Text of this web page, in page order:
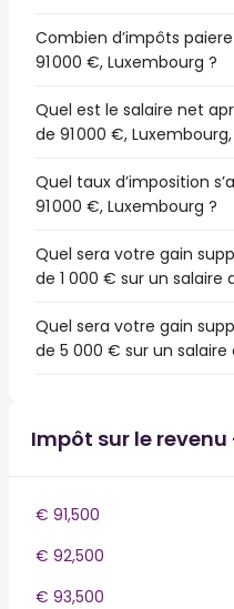
Combien d’impôts
91 000 €, Luxembourg ?
Quel est le salaire net
de 91 000 €,
Quel taux d’imposition
91 000 €, Luxembourg ?
Quel sera votre gain
de 1 000 € sur un salaire
Quel sera votre gain
de 5 000 € sur un salaire
Impôt sur le
€ 91,500
€ 92,500
€ 93,500